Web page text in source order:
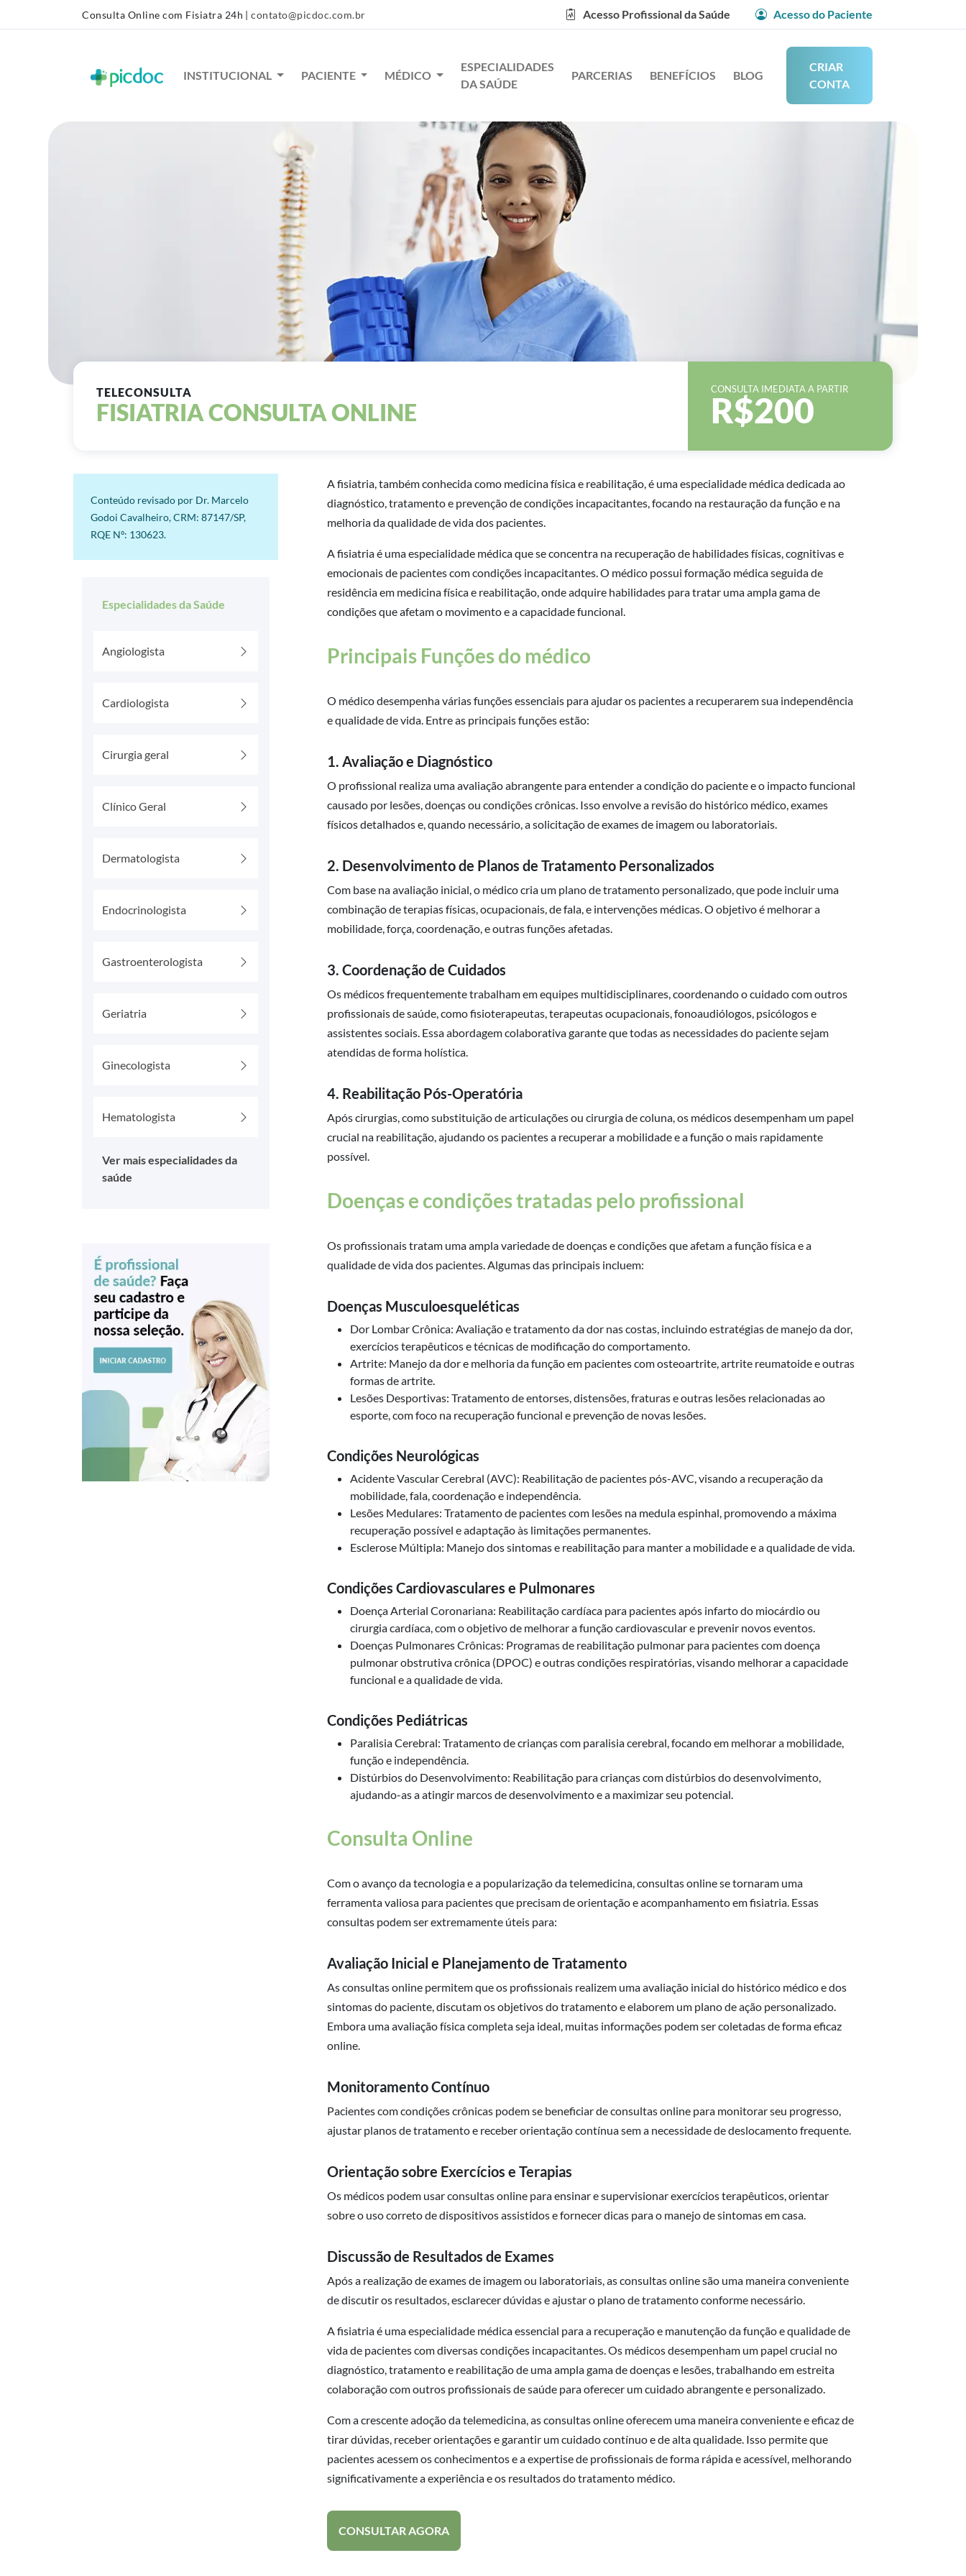
Consulta Online com Fisiatra 24h | contato@picdoc.com.br Acesso Profissional da Saúde Acesso do Paciente
INSTITUCIONAL PACIENTE MÉDICO
ESPECIALIDADES
DA SAÚDE
PARCERIAS BENEFÍCIOS BLOG
CRIAR
CONTA
TELECONSULTA
FISIATRIA CONSULTA ONLINE
CONSULTA IMEDIATA A PARTIR
R$200
Conteúdo revisado por Dr. Marcelo
Godoi Cavalheiro, CRM: 87147/SP,
RQE Nº: 130623.
Especialidades da Saúde
Angiologista
Cardiologista
Cirurgia geral
Clínico Geral
Dermatologista
Endocrinologista
Gastroenterologista
Geriatria
Ginecologista
Hematologista
Ver mais especialidades da
saúde
A fisiatria, também conhecida como medicina física e reabilitação, é uma especialidade médica dedicada ao
diagnóstico, tratamento e prevenção de condições incapacitantes, focando na restauração da função e na
melhoria da qualidade de vida dos pacientes.
A fisiatria é uma especialidade médica que se concentra na recuperação de habilidades físicas, cognitivas e
emocionais de pacientes com condições incapacitantes. O médico possui formação médica seguida de
residência em medicina física e reabilitação, onde adquire habilidades para tratar uma ampla gama de
condições que afetam o movimento e a capacidade funcional.
Principais Funções do médico
O médico desempenha várias funções essenciais para ajudar os pacientes a recuperarem sua independência
e qualidade de vida. Entre as principais funções estão:
1. Avaliação e Diagnóstico
O profissional realiza uma avaliação abrangente para entender a condição do paciente e o impacto funcional
causado por lesões, doenças ou condições crônicas. Isso envolve a revisão do histórico médico, exames
físicos detalhados e, quando necessário, a solicitação de exames de imagem ou laboratoriais.
2. Desenvolvimento de Planos de Tratamento Personalizados
Com base na avaliação inicial, o médico cria um plano de tratamento personalizado, que pode incluir uma
combinação de terapias físicas, ocupacionais, de fala, e intervenções médicas. O objetivo é melhorar a
mobilidade, força, coordenação, e outras funções afetadas.
3. Coordenação de Cuidados
Os médicos frequentemente trabalham em equipes multidisciplinares, coordenando o cuidado com outros
profissionais de saúde, como fisioterapeutas, terapeutas ocupacionais, fonoaudiólogos, psicólogos e
assistentes sociais. Essa abordagem colaborativa garante que todas as necessidades do paciente sejam
atendidas de forma holística.
4. Reabilitação Pós-Operatória
Após cirurgias, como substituição de articulações ou cirurgia de coluna, os médicos desempenham um papel
crucial na reabilitação, ajudando os pacientes a recuperar a mobilidade e a função o mais rapidamente
possível.
Doenças e condições tratadas pelo profissional
Os profissionais tratam uma ampla variedade de doenças e condições que afetam a função física e a
qualidade de vida dos pacientes. Algumas das principais incluem:
Doenças Musculoesqueléticas
Dor Lombar Crônica: Avaliação e tratamento da dor nas costas, incluindo estratégias de manejo da dor,
exercícios terapêuticos e técnicas de modificação do comportamento.
Artrite: Manejo da dor e melhoria da função em pacientes com osteoartrite, artrite reumatoide e outras
formas de artrite.
Lesões Desportivas: Tratamento de entorses, distensões, fraturas e outras lesões relacionadas ao
esporte, com foco na recuperação funcional e prevenção de novas lesões.
Condições Neurológicas
Acidente Vascular Cerebral (AVC): Reabilitação de pacientes pós-AVC, visando a recuperação da
mobilidade, fala, coordenação e independência.
Lesões Medulares: Tratamento de pacientes com lesões na medula espinhal, promovendo a máxima
recuperação possível e adaptação às limitações permanentes.
Esclerose Múltipla: Manejo dos sintomas e reabilitação para manter a mobilidade e a qualidade de vida.
Condições Cardiovasculares e Pulmonares
Doença Arterial Coronariana: Reabilitação cardíaca para pacientes após infarto do miocárdio ou
cirurgia cardíaca, com o objetivo de melhorar a função cardiovascular e prevenir novos eventos.
Doenças Pulmonares Crônicas: Programas de reabilitação pulmonar para pacientes com doença
pulmonar obstrutiva crônica (DPOC) e outras condições respiratórias, visando melhorar a capacidade
funcional e a qualidade de vida.
Condições Pediátricas
Paralisia Cerebral: Tratamento de crianças com paralisia cerebral, focando em melhorar a mobilidade,
função e independência.
Distúrbios do Desenvolvimento: Reabilitação para crianças com distúrbios do desenvolvimento,
ajudando-as a atingir marcos de desenvolvimento e a maximizar seu potencial.
Consulta Online
Com o avanço da tecnologia e a popularização da telemedicina, consultas online se tornaram uma
ferramenta valiosa para pacientes que precisam de orientação e acompanhamento em fisiatria. Essas
consultas podem ser extremamente úteis para:
Avaliação Inicial e Planejamento de Tratamento
As consultas online permitem que os profissionais realizem uma avaliação inicial do histórico médico e dos
sintomas do paciente, discutam os objetivos do tratamento e elaborem um plano de ação personalizado.
Embora uma avaliação física completa seja ideal, muitas informações podem ser coletadas de forma eficaz
online.
Monitoramento Contínuo
Pacientes com condições crônicas podem se beneficiar de consultas online para monitorar seu progresso,
ajustar planos de tratamento e receber orientação contínua sem a necessidade de deslocamento frequente.
Orientação sobre Exercícios e Terapias
Os médicos podem usar consultas online para ensinar e supervisionar exercícios terapêuticos, orientar
sobre o uso correto de dispositivos assistidos e fornecer dicas para o manejo de sintomas em casa.
Discussão de Resultados de Exames
Após a realização de exames de imagem ou laboratoriais, as consultas online são uma maneira conveniente
de discutir os resultados, esclarecer dúvidas e ajustar o plano de tratamento conforme necessário.
A fisiatria é uma especialidade médica essencial para a recuperação e manutenção da função e qualidade de
vida de pacientes com diversas condições incapacitantes. Os médicos desempenham um papel crucial no
diagnóstico, tratamento e reabilitação de uma ampla gama de doenças e lesões, trabalhando em estreita
colaboração com outros profissionais de saúde para oferecer um cuidado abrangente e personalizado.
Com a crescente adoção da telemedicina, as consultas online oferecem uma maneira conveniente e eficaz de
tirar dúvidas, receber orientações e garantir um cuidado contínuo e de alta qualidade. Isso permite que
pacientes acessem os conhecimentos e a expertise de profissionais de forma rápida e acessível, melhorando
significativamente a experiência e os resultados do tratamento médico.
CONSULTAR AGORA